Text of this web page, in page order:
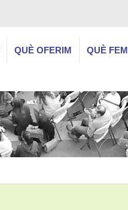
QUÈ OFERIM QUÈ FEM